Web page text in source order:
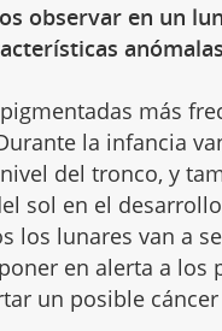
observar en un
más
la infancia
del tronco, y
sol en el
los lunares van a
en alerta a los
un posible